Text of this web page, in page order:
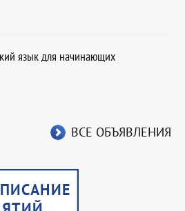
язык для начинающих
ВСЕ ОБЪЯВЛЕНИЯ